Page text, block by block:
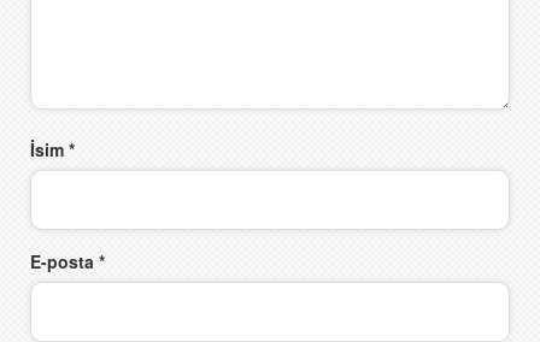
İsim *
E-posta *